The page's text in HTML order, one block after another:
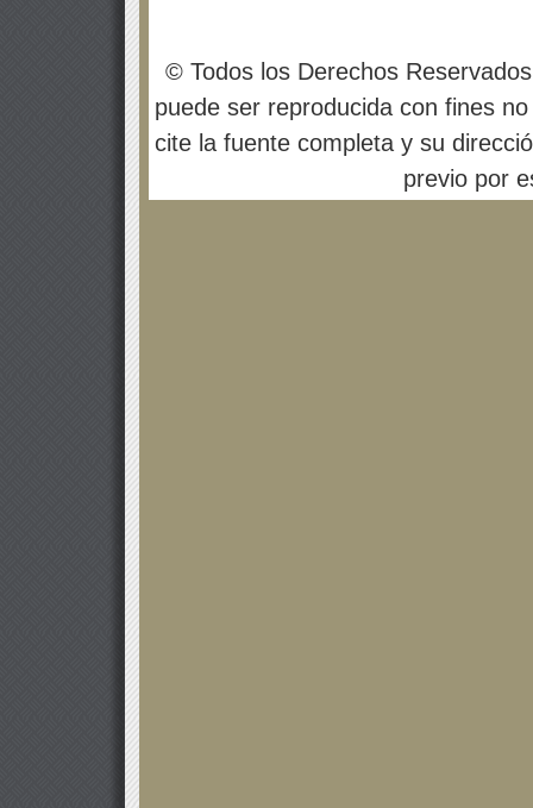
© Todos los Derechos
puede ser reproducida con fines
cite la fuente completa y su
previo por